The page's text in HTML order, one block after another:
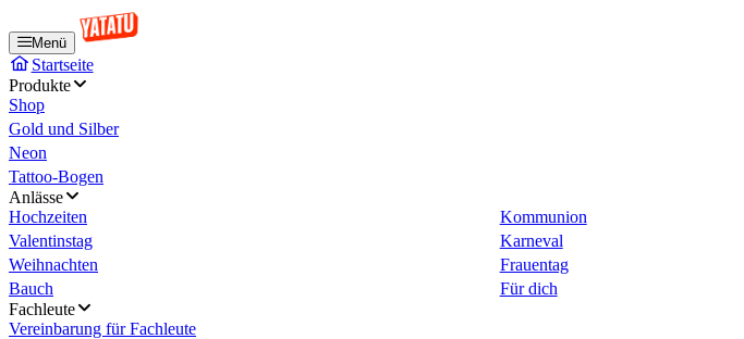
Menü
Startseite
Produkte
Shop
Gold und Silber
Neon
Tattoo-Bogen
Anlässe
Hochzeiten
Kommunion
Valentinstag
Karneval
Weihnachten
Frauentag
Bauch
Für dich
Fachleute
Vereinbarung für Fachleute